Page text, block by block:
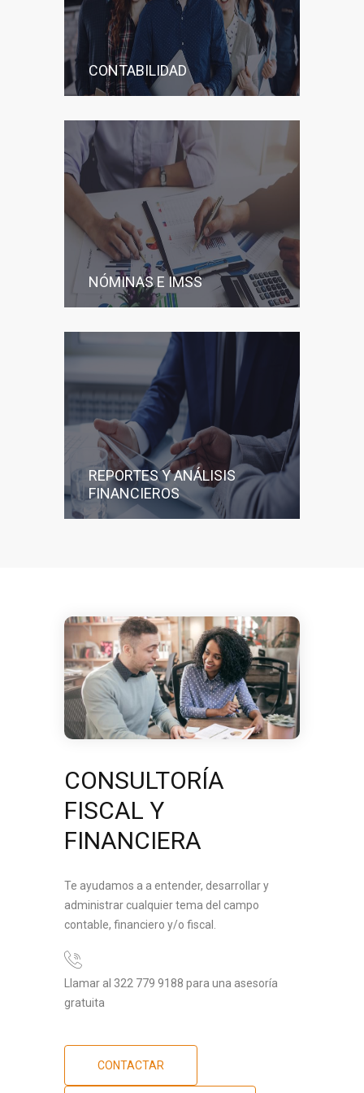
CONTABILIDAD
NÓMINAS E IMSS
REPORTES Y ANÁLISIS
FINANCIEROS
CONSULTORÍA
FISCAL Y
FINANCIERA
Te ayudamos a a entender, desarrollar y
administrar cualquier tema del campo
contable, financiero y/o fiscal.
Llamar al 322 779 9188 para una asesoría
gratuita
CONTACTAR